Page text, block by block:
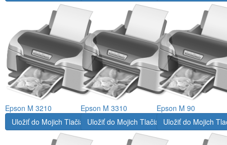
Epson M 3210 Epson M 3310
Epson M 90
Uložiť do Mojich TlačiarníUložiť do Mojich TlačiarníUložiť do Mojich